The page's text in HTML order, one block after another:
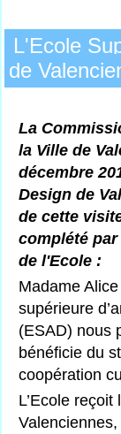
L'Ecole
de
La
la Ville de
décembre
Design de
de cette
complété
de l'Ecole :
Madame
supérieure
(ESAD) nous
bénéficie du
coopération
L’Ecole